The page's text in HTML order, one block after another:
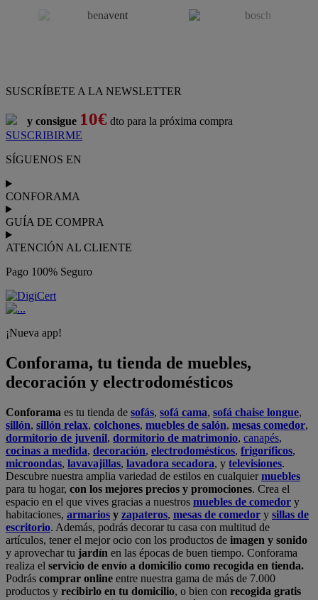
SUSCRÍBETE A LA NEWSLETTER
y consigue 10€ dto para la próxima compra
SUSCRIBIRME
SÍGUENOS EN
CONFORAMA
GUÍA DE COMPRA
ATENCIÓN AL CLIENTE
Pago 100% Seguro
¡Nueva app!
Conforama, tu tienda de muebles,
decoración y electrodomésticos
Conforama es tu tienda de sofás, sofá cama, sofá chaise longue,
sillón, sillón relax, colchones, muebles de salón, mesas comedor,
dormitorio de juvenil, dormitorio de matrimonio, canapés,
cocinas a medida, decoración, electrodomésticos, frigoríficos,
microondas, lavavajillas, lavadora secadora, y televisiones.
Descubre nuestra amplia variedad de estilos en cualquiermuebles
para tu hogar, con los mejores precios y promociones. Crea el
espacio en el que vives gracias a nuestros muebles de comedor y
habitaciones, armarios y zapateros, mesas de comedor y sillas de
escritorio. Además, podrás decorar tu casa con multitud de
artículos, tener el mejor ocio con los productos de imagen y sonido
y aprovechar tu jardín en las épocas de buen tiempo. Conforama
realiza el servicio de envío a domicilio como recogida en tienda.
Podrás comprar online entre nuestra gama de más de 7.000
productos y recibirlo en tu domicilio, o bien con recogida gratis